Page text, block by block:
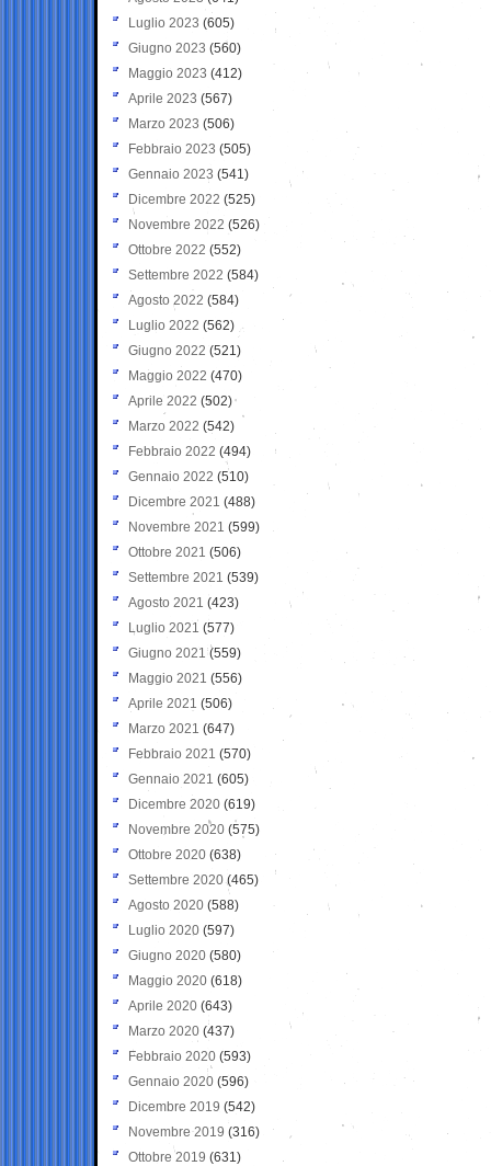
Luglio 2023 (605)
Giugno 2023 (560)
Maggio 2023 (412)
Aprile 2023 (567)
Marzo 2023 (506)
Febbraio 2023 (505)
Gennaio 2023 (541)
Dicembre 2022 (525)
Novembre 2022 (526)
Ottobre 2022 (552)
Settembre 2022 (584)
Agosto 2022 (584)
Luglio 2022 (562)
Giugno 2022 (521)
Maggio 2022 (470)
Aprile 2022 (502)
Marzo 2022 (542)
Febbraio 2022 (494)
Gennaio 2022 (510)
Dicembre 2021 (488)
Novembre 2021 (599)
Ottobre 2021 (506)
Settembre 2021 (539)
Agosto 2021 (423)
Luglio 2021 (577)
Giugno 2021(559)
Maggio 2021 (556)
Aprile 2021 (506)
Marzo 2021 (647)
Febbraio 2021 (570)
Gennaio 2021 (605)
Dicembre 2020 (619)
Novembre 2020 (575)
Ottobre 2020 (638)
Settembre 2020(465)
Agosto 2020 (588)
Luglio 2020 (597)
Giugno 2020 (580)
Maggio 2020 (618)
Aprile 2020 (643)
Marzo 2020 (437)
Febbraio 2020 (593)
Gennaio 2020 (596)
Dicembre 2019 (542)
Novembre 2019 (316)
Ottobre 2019 (631)